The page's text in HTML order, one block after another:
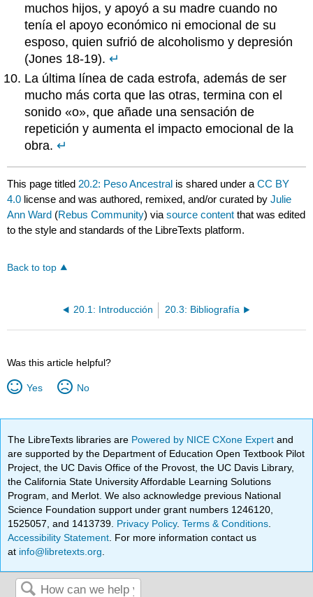
muchos hijos, y apoyó a su madre cuando no
tenía el apoyo económico ni emocional de su
esposo, quien sufrió de alcoholismo y depresión
(Jones 18-19).↵
La última línea de cada estrofa, además de ser
mucho más corta que las otras, termina con el
sonido «o», que añade una sensación de
repetición y aumenta el impacto emocional de la
obra.↵
This page titled 20.2: Peso Ancestral is shared under aCC BY
4.0 license and was authored, remixed, and/or curated byJulie
Ann Ward (Rebus Community) viasource content that was edited
to the style and standards of the LibreTexts platform.
Back to top
20.1: Introducción 20.3: Bibliografía
Was this article helpful?
Yes No
The LibreTexts libraries are Powered by NICE CXone Expertand
are supported by the Department of Education Open Textbook Pilot
Project, the UC Davis Office of the Provost, the UC Davis Library,
the California State University Affordable Learning Solutions
Program, and Merlot. We also acknowledge previous National
Science Foundation support under grant numbers 1246120,
1525057, and 1413739. Privacy Policy.Terms & Conditions
Accessibility Statement . For more information contact us
at info@libretexts.org